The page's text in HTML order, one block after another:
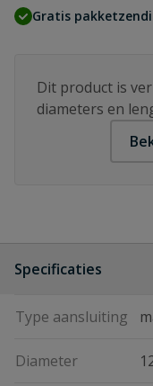
Gratis
Dit product is
diameters en
Specificaties
Type aansluiting
Diameter